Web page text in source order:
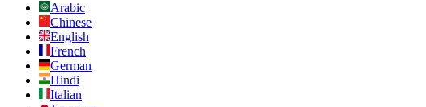
Arabic
Chinese
English
French
German
Hindi
Italian